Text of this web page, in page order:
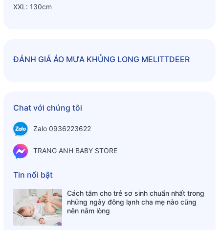
XXL: 130cm
ĐÁNH GIÁ ÁO MƯA KHỦNG LONG MELITTDEER
Chat với chúng tôi
Zalo 0936223622
TRANG ANH BABY STORE
Tin nổi bật
Cách tắm cho trẻ sơ sinh chuẩn nhất trong
những ngày đông lạnh cha mẹ nào cũng
nên nằm lòng